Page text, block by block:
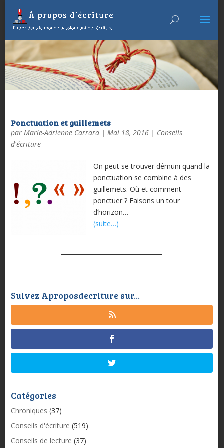
Ponctuation et guillemets
par Marie-Adrienne Carrara| Mai 18, 2016| Conseils
d'écriture
On peut se trouver démuni quand la
ponctuation se combine à des
guillemets. Où et comment
ponctuer ? Faisons un tour
d’horizon…
(suite…)
Suivez Aproposdecriture sur...
Catégories
Chroniques (37)
Conseils d'écriture (519)
Conseils de lecture (37)